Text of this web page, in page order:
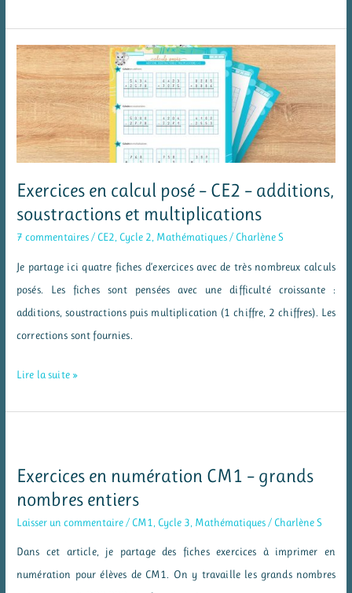
posé
–
CM1
–
additions,
multiplications
et
divisions
Exercices en calcul posé – CE2 – additions,
soustractions et multiplications
7 commentaires / CE2 Cycle 2 Mathématiques / Charlène S
Je partage ici quatre fiches d’exercices avec de très nombreux calculs
posés. Les fiches sont pensées avec une difficulté croissante :
additions, soustractions puis multiplication (1 chiffre, 2 chiffres). Les
corrections sont fournies.
Exercices
soustractions
et
Lire la suite »
Exercices en numération CM1 – grands
nombres entiers
Laisser un commentaire / CM1 Cycle 3 Mathématiques / Charlène S
Dans cet article, je partage des fiches exercices à imprimer en
numération pour élèves de CM1. On y travaille les grands nombres